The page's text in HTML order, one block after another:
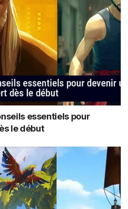
essentiels pour
le début